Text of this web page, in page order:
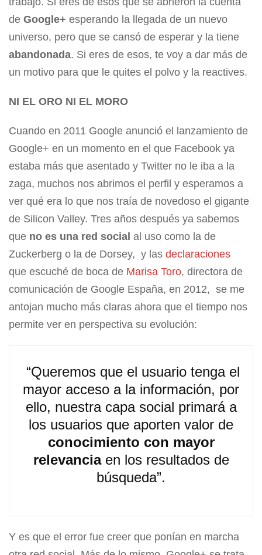
de Google+ esperando la llegada de un nuevo
universo, pero que se cansó de esperar y la tiene
abandonada. Si eres de esos, te voy a dar más de
un motivo para que le quites el polvo y la reactives.
NI EL ORO NI EL MORO
Cuando en 2011 Google anunció el lanzamiento de
Google+ en un momento en el que Facebook ya
estaba más que asentado y Twitter no le iba a la
zaga, muchos nos abrimos el perfil y esperamos a
ver qué era lo que nos traía de novedoso el gigante
de Silicon Valley. Tres años después ya sabemos
que no es una red social al uso como la de
Zuckerberg o la de Dorsey, y las declaraciones
que escuché de boca de Marisa Toro, directora de
comunicación de Google España, en 2012, se me
antojan mucho más claras ahora que el tiempo nos
permite ver en perspectiva su evolución:
“Queremos que el usuario tenga el
mayor acceso a la información, por
ello, nuestra capa social primará a
los usuarios que aporten valor de
conocimiento con mayor
relevanciaen los resultados de
búsqueda”.
Y es que el error fue creer que ponían en marcha